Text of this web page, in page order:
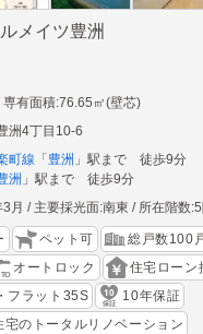
メイツ豊洲
専有面積:76.65㎡(壁芯)
洲4丁目10-6
町線 「 豊洲 」駅まで 徒歩9分
洲 」駅まで 徒歩9分
月
主要採光面:南東 所在階数
ペット可
総戸数100
オートロック
住宅ローン
フラット35S
10年保証
宅のトータルリノベーション